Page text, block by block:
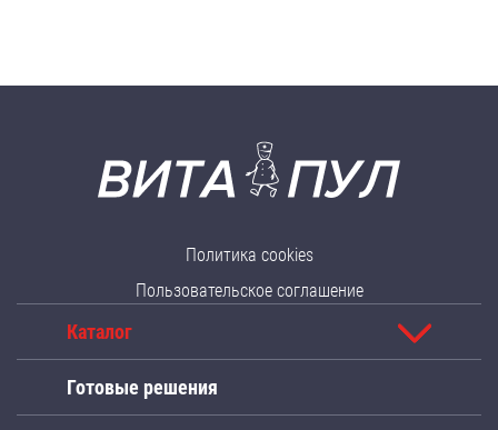
Политика cookies
Пользовательское соглашение
Каталог
Готовые решения